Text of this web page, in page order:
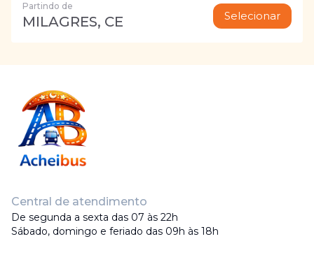
Partindo de
MILAGRES, CE Selecionar
Central de atendimento
De segunda a sexta das 07 às 22h
Sábado, domingo e feriado das 09h às 18h